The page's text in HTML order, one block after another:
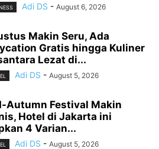
Adi DS - August 6, 2026
Makin Seru, Ada
Gratis hingga Kuliner
Lezat di...
Adi DS - August 5, 2026
Autumn Festival Makin
Hotel di Jakarta ini
4 Varian...
Adi DS - August 5, 2026